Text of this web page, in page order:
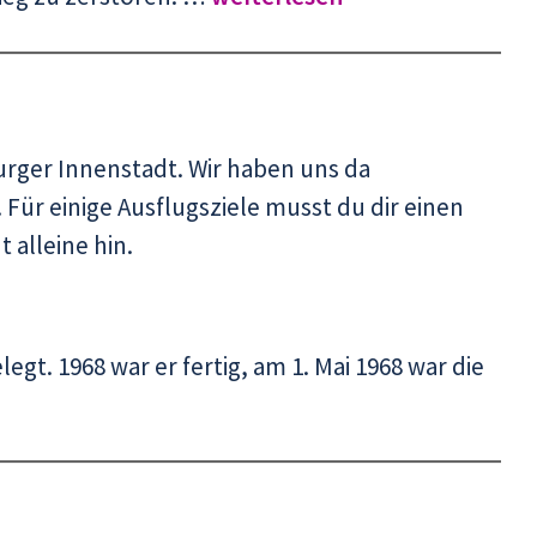
Innenstadt. Wir haben uns da
einige Ausflugsziele musst du dir einen
alleine hin.
1968 war er fertig, am 1. Mai 1968 war die